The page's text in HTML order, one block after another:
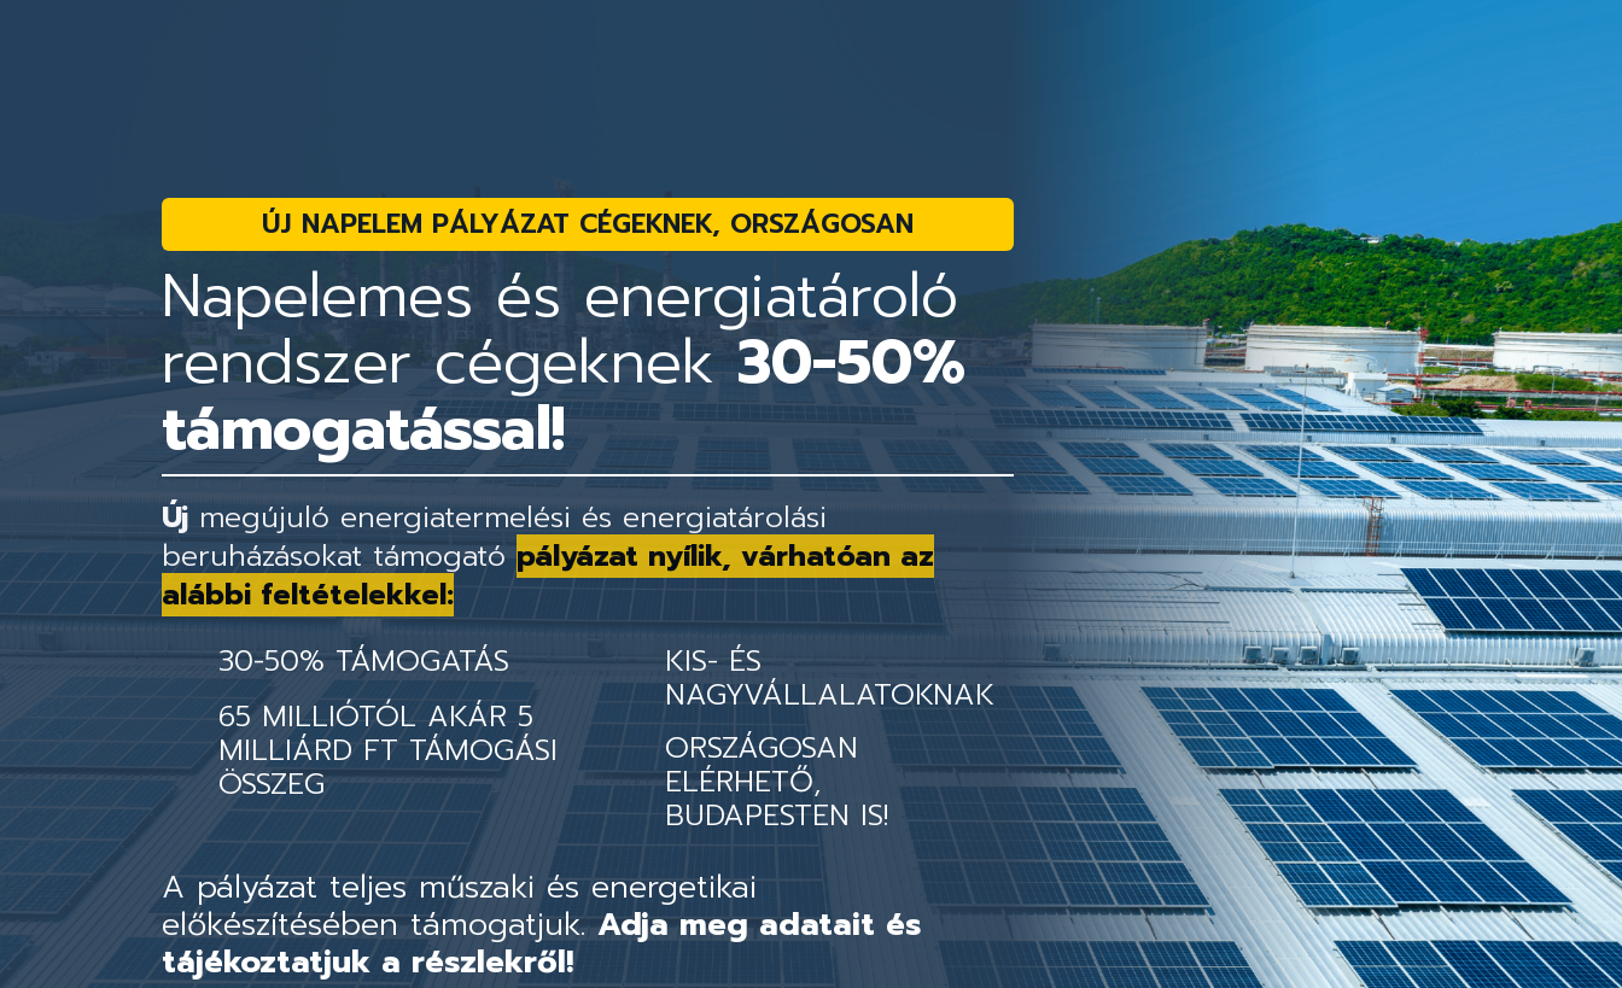
ÚJ NAPELEM PÁLYÁZAT CÉGEKNEK, ORSZÁGOSAN
Napelemes és energiatároló
rendszer cégeknek30-50%
támogatással!
Új megújuló energiatermelési és energiatárolási
beruházásokat támogató pályázat nyílik, várhatóan az
alábbi feltételekkel:
30-50% TÁMOGATÁS
65 MILLIÓTÓL AKÁR 5
MILLIÁRD FT TÁMOGÁSI
ÖSSZEG
KIS- ÉS
NAGYVÁLLALATOKNAK
ORSZÁGOSAN
ELÉRHETŐ,
BUDAPESTEN IS!
A pályázat teljes műszaki és energetikai
előkészítésében támogatjuk.Adja meg adatait és
tájékoztatjuk a részlekről!